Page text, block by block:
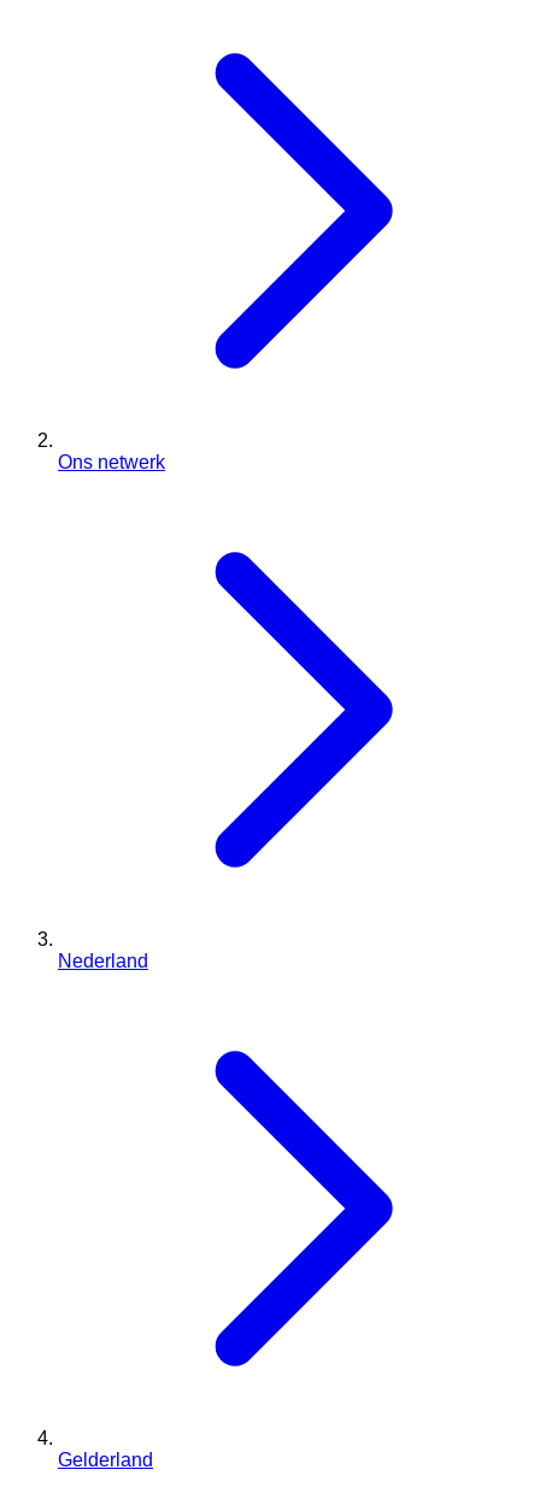
Ons netwerk
Nederland
Gelderland